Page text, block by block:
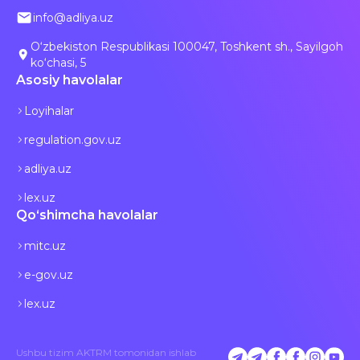
info@adliya.uz
O‘zbekiston Respublikasi 100047, Toshkent sh., Sayilgoh
ko‘chasi, 5
Asosiy havolalar
Loyihalar
regulation.gov.uz
adliya.uz
lex.uz
Qo‘shimcha havolalar
mitc.uz
e-gov.uz
lex.uz
Ushbu tizim AKTRM tomonidan ishlab